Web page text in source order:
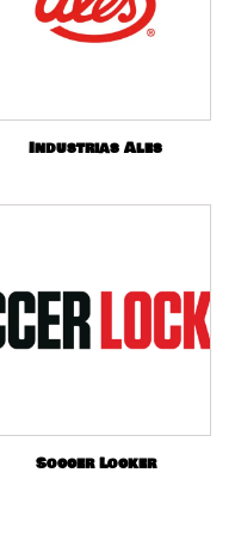
Industrias Ales
Soccer Locker